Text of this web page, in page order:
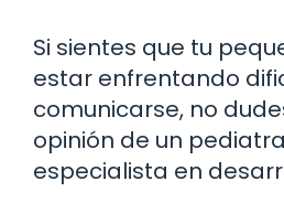
Si sientes que tu
estar enfrentando
comunicarse, no
opinión de un
especialista en